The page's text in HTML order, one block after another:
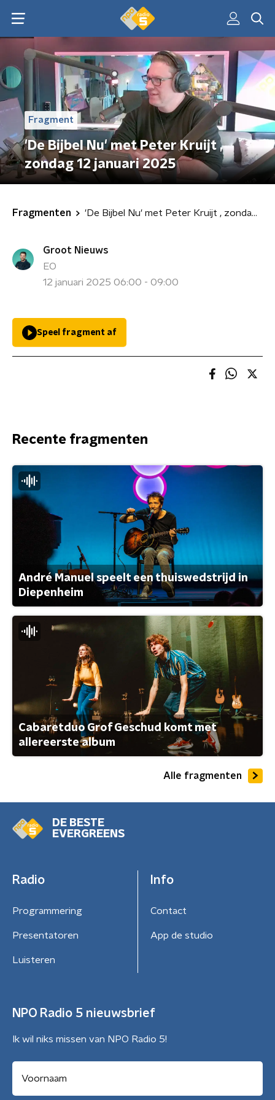
Fragment
'De Bijbel Nu' met Peter Kruijt ,
zondag 12 januari 2025
Fragmenten 'De Bijbel Nu' met Peter Kruijt , zondag 12 januari 2025
Groot Nieuws
EO
12 januari 2025 06:00 - 09:00
Speel fragment af
Recente fragmenten
André Manuel speelt een thuiswedstrijd in
Diepenheim
Cabaretduo Grof Geschud komt met
allereerste album
Alle fragmenten
DE BESTE
EVERGREENS
Radio
Programmering
Presentatoren
Luisteren
Info
Contact
App de studio
NPO Radio 5 nieuwsbrief
Ik wil niks missen van NPO Radio 5!